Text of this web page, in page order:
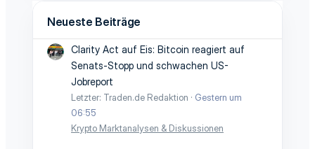
Neueste Beiträge
Clarity Act auf Eis: Bitcoin reagiert auf
Senats-Stopp und schwachen US-
Jobreport
Letzter: Traden.de Redaktion
Gestern um
06:55
Krypto Marktanalysen & Diskussionen